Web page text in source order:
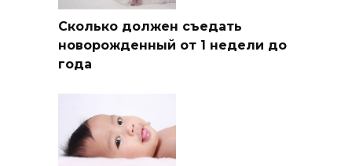
Сколько должен съедать
новорожденный от 1 недели до
года